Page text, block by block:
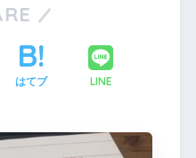
はてブ LINE